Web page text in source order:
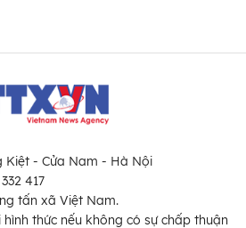
Kiệt - Cửa Nam - Hà Nội
417
tấn xã Việt Nam.
thức nếu không có sự chấp thuận